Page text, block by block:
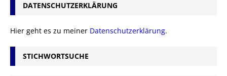
DATENSCHUTZERKLÄRUNG
Hier geht es zu meiner Datenschutzerklärung.
STICHWORTSUCHE